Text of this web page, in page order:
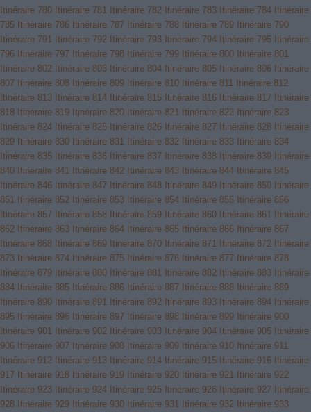
Itinéraire 780 Itinéraire 781 Itinéraire 782 Itinéraire 783 Itinéraire 784 Itinéraire
785 Itinéraire 786 Itinéraire 787 Itinéraire 788 Itinéraire 789 Itinéraire 790
Itinéraire 791 Itinéraire 792 Itinéraire 793 Itinéraire 794 Itinéraire 795 Itinéraire
796 Itinéraire 797 Itinéraire 798 Itinéraire 799 Itinéraire 800 Itinéraire 801
Itinéraire 802 Itinéraire 803 Itinéraire 804 Itinéraire 805 Itinéraire 806 Itinéraire
807 Itinéraire 808 Itinéraire 809 Itinéraire 810 Itinéraire 811 Itinéraire 812
Itinéraire 813 Itinéraire 814 Itinéraire 815 Itinéraire 816 Itinéraire 817 Itinéraire
818 Itinéraire 819 Itinéraire 820 Itinéraire 821 Itinéraire 822 Itinéraire 823
Itinéraire 824 Itinéraire 825 Itinéraire 826 Itinéraire 827 Itinéraire 828 Itinéraire
829 Itinéraire 830 Itinéraire 831 Itinéraire 832 Itinéraire 833 Itinéraire 834
Itinéraire 835 Itinéraire 836 Itinéraire 837 Itinéraire 838 Itinéraire 839 Itinéraire
840 Itinéraire 841 Itinéraire 842 Itinéraire 843 Itinéraire 844 Itinéraire 845
Itinéraire 846 Itinéraire 847 Itinéraire 848 Itinéraire 849 Itinéraire 850 Itinéraire
851 Itinéraire 852 Itinéraire 853 Itinéraire 854 Itinéraire 855 Itinéraire 856
Itinéraire 857 Itinéraire 858 Itinéraire 859 Itinéraire 860 Itinéraire 861 Itinéraire
862 Itinéraire 863 Itinéraire 864 Itinéraire 865 Itinéraire 866 Itinéraire 867
Itinéraire 868 Itinéraire 869 Itinéraire 870 Itinéraire 871 Itinéraire 872 Itinéraire
873 Itinéraire 874 Itinéraire 875 Itinéraire 876 Itinéraire 877 Itinéraire 878
Itinéraire 879 Itinéraire 880 Itinéraire 881 Itinéraire 882 Itinéraire 883 Itinéraire
884 Itinéraire 885 Itinéraire 886 Itinéraire 887 Itinéraire 888 Itinéraire 889
Itinéraire 890 Itinéraire 891 Itinéraire 892 Itinéraire 893 Itinéraire 894 Itinéraire
895 Itinéraire 896 Itinéraire 897 Itinéraire 898 Itinéraire 899 Itinéraire 900
Itinéraire 901 Itinéraire 902 Itinéraire 903 Itinéraire 904 Itinéraire 905 Itinéraire
906 Itinéraire 907 Itinéraire 908 Itinéraire 909 Itinéraire 910 Itinéraire 911
Itinéraire 912 Itinéraire 913 Itinéraire 914 Itinéraire 915 Itinéraire 916 Itinéraire
917 Itinéraire 918 Itinéraire 919 Itinéraire 920 Itinéraire 921 Itinéraire 922
Itinéraire 923 Itinéraire 924 Itinéraire 925 Itinéraire 926 Itinéraire 927 Itinéraire
928 Itinéraire 929 Itinéraire 930 Itinéraire 931 Itinéraire 932 Itinéraire 933